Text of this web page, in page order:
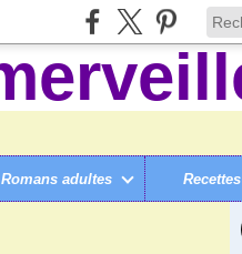
Romans adultes Recettes